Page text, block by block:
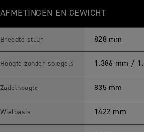
AFMETINGEN EN GEWICHT
Breedte stuur 828 mm
Hoogte zonder spiegels 1.386 mm /
Zadelhoogte 835 mm
Wielbasis 1422 mm